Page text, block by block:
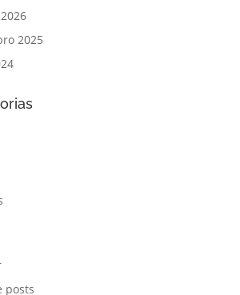
2025
posts